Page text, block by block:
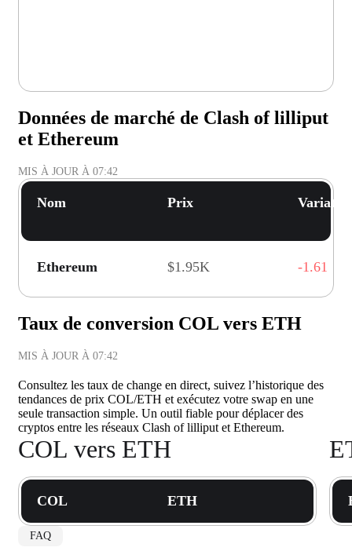
Données de marché de Clash of lilliput
et Ethereum
MIS À JOUR À 07:42
Nom Prix
Ethereum $1.95K -1.61
Taux de conversion COL vers ETH
MIS À JOUR À 07:42
Consultez les taux de change en direct, suivez l’historique des
tendances de prix COL/ETH et exécutez votre swap en une
seule transaction simple. Un outil fiable pour déplacer des
cryptos entre les réseaux Clash of lilliput et Ethereum.
COL vers ETH
COL ETH
FAQ